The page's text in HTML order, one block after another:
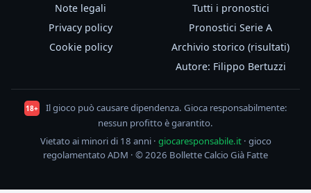
Note legali
Privacy policy
Cookie policy
Tutti i pronostici
Pronostici Serie A
Archivio storico (risultati)
Autore: Filippo Bertuzzi
18+
Il gioco può causare dipendenza. Gioca responsabilmente:
nessun profitto è garantito.
Vietato ai minori di 18 anni · giocaresponsabile.it· gioco
regolamentato ADM · © 2026 Bollette Calcio Già Fatte